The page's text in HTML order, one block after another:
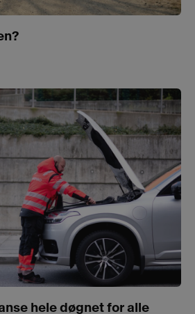
hele døgnet for alle